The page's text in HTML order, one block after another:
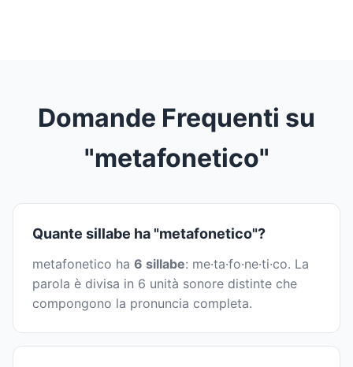
Domande Frequenti su
"metafonetico"
Quante sillabe ha "metafonetico"?
metafonetico ha 6 sillabe: me·ta·fo·ne·ti·co. La
parola è divisa in 6 unità sonore distinte che
compongono la pronuncia completa.